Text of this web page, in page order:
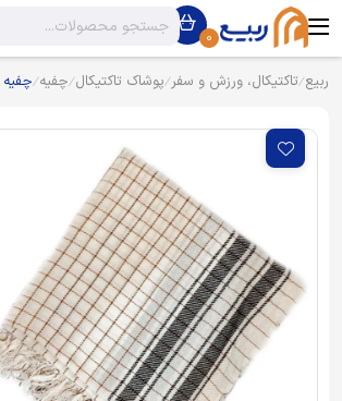
0
ربیع تاکتیکال، ورزش و سفر پوشاک تاکتیکال چفیه چفیه